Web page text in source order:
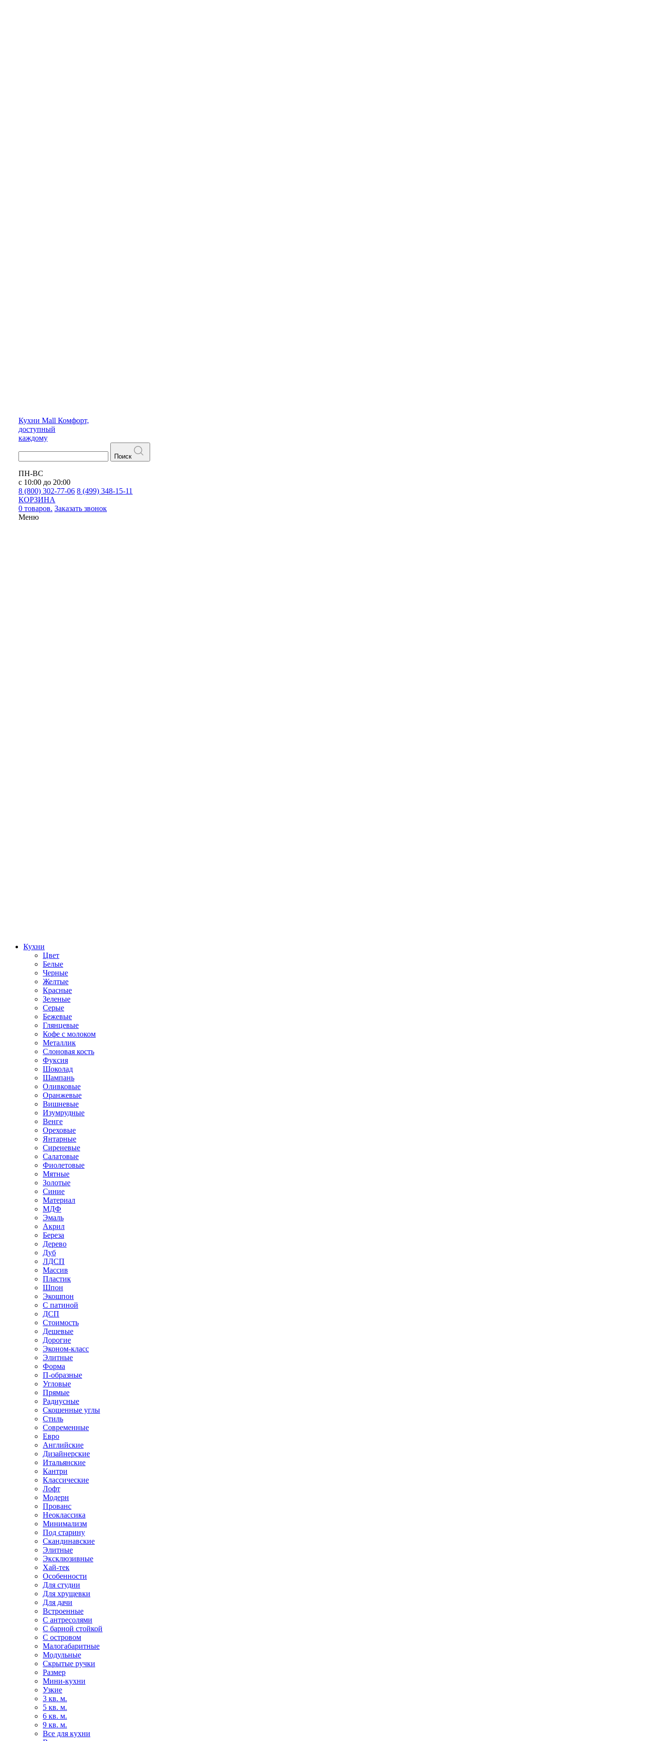
Кухни Mall Комфорт,
доступный
каждому
Поиск
ПН-ВС
с 10:00 до 20:00
8 (800) 302-77-06 8 (499) 348-15-11
КОРЗИНА
0 товаров. Заказать звонок
Меню
Кухни
Цвет
Белые
Черные
Желтые
Красные
Зеленые
Серые
Бежевые
Глянцевые
Кофе с молоком
Металлик
Слоновая кость
Фуксия
Шоколад
Шампань
Оливковые
Оранжевые
Вишневые
Изумрудные
Венге
Ореховые
Янтарные
Сиреневые
Салатовые
Фиолетовые
Мятные
Золотые
Синие
Материал
МДФ
Эмаль
Акрил
Береза
Дерево
Дуб
ЛДСП
Массив
Пластик
Шпон
Экошпон
С патиной
ДСП
Стоимость
Дешевые
Дорогие
Эконом-класс
Элитные
Форма
П-образные
Угловые
Прямые
Радиусные
Скошенные углы
Стиль
Современные
Евро
Английские
Дизайнерские
Итальянские
Кантри
Классические
Лофт
Модерн
Прованс
Неоклассика
Минимализм
Под старину
Скандинавские
Элитные
Эксклюзивные
Хай-тек
Особенности
Для студии
Для хрущевки
Для дачи
Встроенные
С антресолями
С барной стойкой
С островом
Малогабаритные
Модульные
Скрытые ручки
Размер
Мини-кухни
Узкие
3 кв. м.
5 кв. м.
6 кв. м.
9 кв. м.
Все для кухни